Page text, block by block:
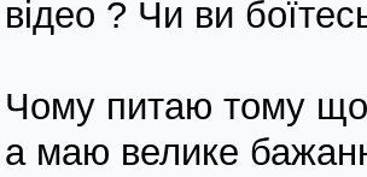
відео ? Чи ви
Чому питаю тому
а маю велике